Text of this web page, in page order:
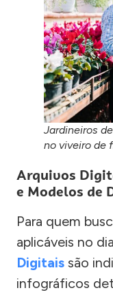
Jardineiros
no viveiro de
Arquivos
e Modelos de
Para quem
aplicáveis no
Digitais são
infográficos